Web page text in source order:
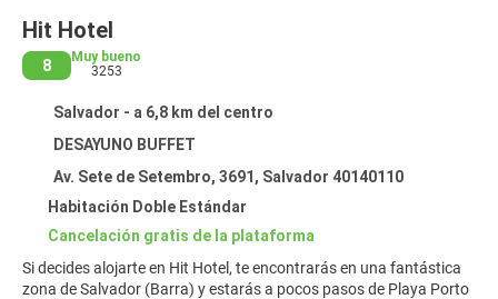
Hit Hotel
8
Muy bueno
3253
Salvador - a 6,8 km del centro
DESAYUNO BUFFET
Av. Sete de Setembro, 3691, Salvador 40140110
Habitación Doble Estándar
Cancelación gratis de la plataforma
Si decides alojarte en Hit Hotel, te encontrarás en una fantástica
zona de Salvador (Barra) y estarás a pocos pasos de Playa Porto